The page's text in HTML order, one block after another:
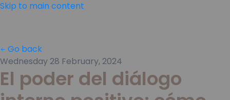
Skip to main content
Go back
Wednesday 28 February, 2024
El poder del diálogo